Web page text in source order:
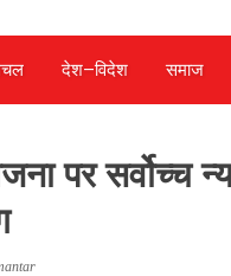
देश—विदेश समाज
पर सर्वोच्च